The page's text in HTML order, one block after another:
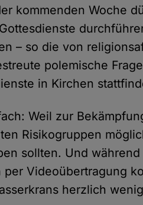
kommenden Woche
– so die von
polemische
in Kirchen
Weil zur
Risikogruppen
sollten. Und
per Videoübertragung
herzlich